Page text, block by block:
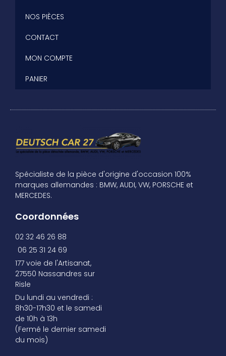
NOS PIÈCES
CONTACT
MON COMPTE
PANIER
Spécialiste de la pièce d'origine d'occasion 100%
marques allemandes : BMW, AUDI, VW, PORSCHE et
MERCEDES.
Coordonnées
02 32 46 26 88
06 25 31 24 69
177 voie de l'Artisanat,
27550 Nassandres sur
Risle
Du lundi au vendredi :
8h30-17h30 et le samedi
de 10h à 13h
(Fermé le dernier samedi
du mois)